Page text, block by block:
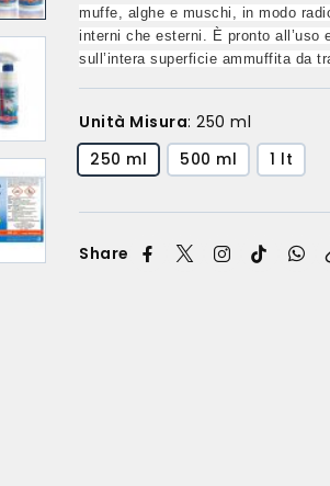
muffe, alghe e muschi, in modo
interni che esterni. È pronto all’uso
sull’intera superficie ammuffita da
Unità Misura: 250 ml
250 ml
500 ml 1 lt
Share